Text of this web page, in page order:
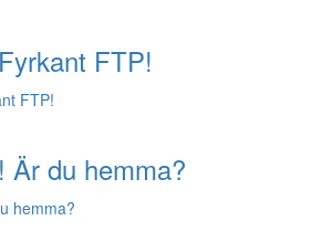
FTP!
Är du hemma?